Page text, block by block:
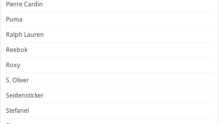
Pierre Cardin
Puma
Ralph Lauren
Reebok
Roxy
S. Oliver
Seidensticker
Stefanel